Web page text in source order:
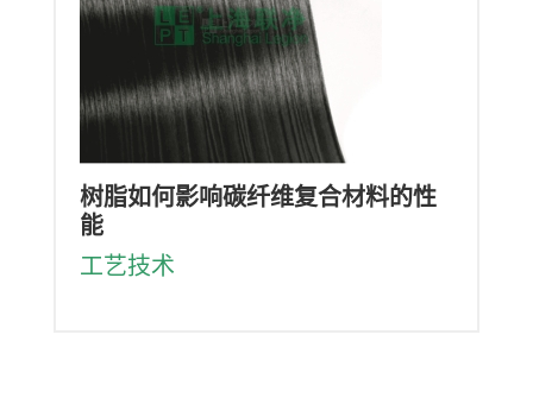
树脂如何影响碳纤维复合材料的性
能
工艺技术